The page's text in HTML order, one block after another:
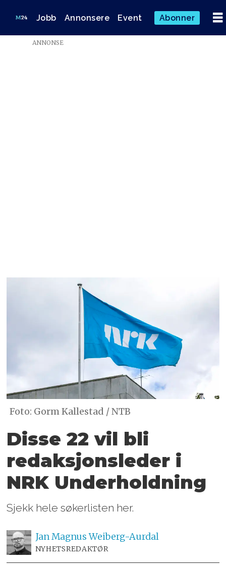
Jobb Annonsere Event Abonner
ANNONSE
Foto: Gorm Kallestad / NTB
Disse 22 vil bli
redaksjons­leder i
NRK Underholdning
Sjekk hele søkerlisten her.
Jan Magnus Weiberg-Aurdal
NYHETSREDAKTØR